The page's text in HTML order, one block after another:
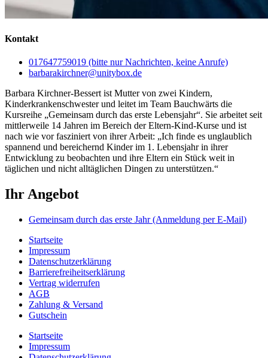
Kontakt
017647759019 (bitte nur Nachrichten, keine Anrufe)
barbarakirchner@unitybox.de
Barbara Kirchner-Bessert ist Mutter von zwei Kindern,
Kinderkrankenschwester und leitet im Team Bauchwärts die
Kursreihe „Gemeinsam durch das erste Lebensjahr“. Sie arbeitet seit
mittlerweile 14 Jahren im Bereich der Eltern-Kind-Kurse und ist
nach wie vor fasziniert von ihrer Arbeit: „Ich finde es unglaublich
spannend und bereichernd Kinder im 1. Lebensjahr in ihrer
Entwicklung zu beobachten und ihre Eltern ein Stück weit in
täglichen und nicht alltäglichen Dingen zu unterstützen.“
Ihr Angebot
Gemeinsam durch das erste Jahr (Anmeldung per E-Mail)
Startseite
Impressum
Datenschutzerklärung
Barrierefreiheitserklärung
Vertrag widerrufen
AGB
Zahlung & Versand
Gutschein
Startseite
Impressum